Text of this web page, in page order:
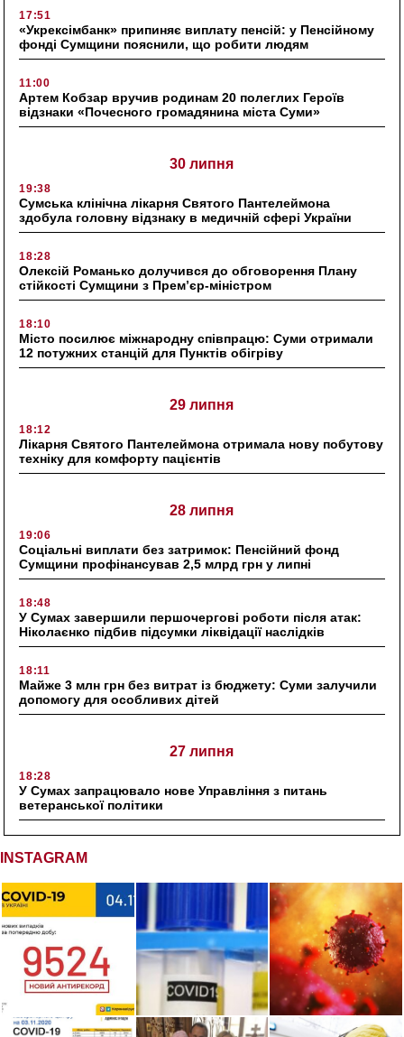
17:51
«Укрексімбанк» припиняє виплату пенсій: у Пенсійному
фонді Сумщини пояснили, що робити людям
11:00
Артем Кобзар вручив родинам 20 полеглих Героїв
відзнаки «Почесного громадянина міста Суми»
30 липня
19:38
Сумська клінічна лікарня Святого Пантелеймона
здобула головну відзнаку в медичній сфері України
18:28
Олексій Романько долучився до обговорення Плану
стійкості Сумщини з Прем’єр-міністром
18:10
Місто посилює міжнародну співпрацю: Суми отримали
12 потужних станцій для Пунктів обігріву
29 липня
18:12
Лікарня Святого Пантелеймона отримала нову побутову
техніку для комфорту пацієнтів
28 липня
19:06
Соціальні виплати без затримок: Пенсійний фонд
Сумщини профінансував 2,5 млрд грн у липні
18:48
У Сумах завершили першочергові роботи після атак:
Ніколаєнко підбив підсумки ліквідації наслідків
18:11
Майже 3 млн грн без витрат із бюджету: Суми залучили
допомогу для особливих дітей
27 липня
18:28
У Сумах запрацювало нове Управління з питань
ветеранської політики
INSTAGRAM